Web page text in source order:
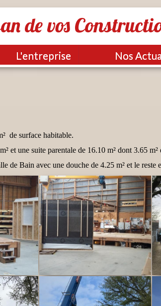
de vos
L'entreprise Nos
de surface habitable.
et une suite parentale de 16.10 m² dont 3.65 m²
de Bain avec une douche de 4.25 m² et le reste